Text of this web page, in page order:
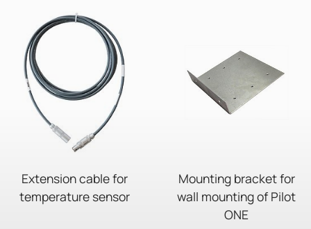
Extension cable for
temperature sensor
Mounting bracket for
wall mounting of Pilot
ONE